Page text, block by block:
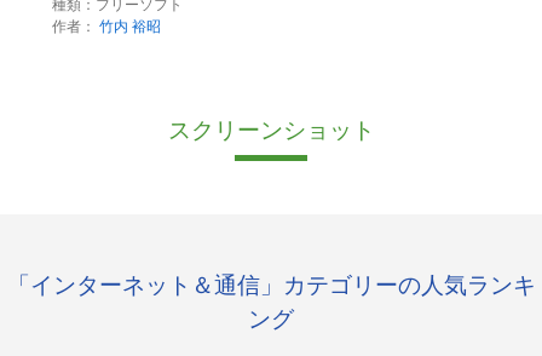
種類：フリーソフト
作者： 竹内 裕昭
スクリーンショット
「インターネット＆通信」カテゴリーの人気ランキ
ング